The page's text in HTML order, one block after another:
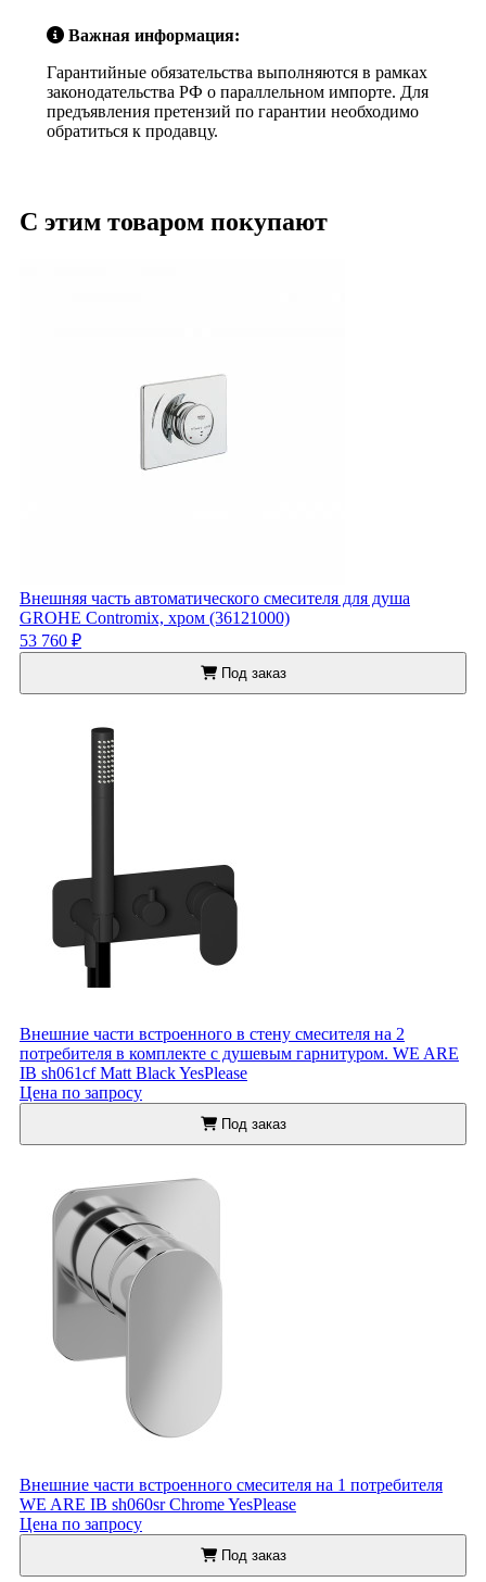
Важная информация:
Гарантийные обязательства выполняются в рамках
законодательства РФ о параллельном импорте. Для
предъявления претензий по гарантии необходимо
обратиться к продавцу.
С этим товаром покупают
Внешняя часть автоматического смесителя для душа
GROHE Contromix, хром (36121000)
53 760 ₽
Под заказ
Внешние части встроенного в стену смесителя на 2
потребителя в комплекте с душевым гарнитуром. WE ARE
IB sh061cf Matt Black YesPlease
Цена по запросу
Под заказ
Внешние части встроенного смесителя на 1 потребителя
WE ARE IB sh060sr Chrome YesPlease
Цена по запросу
Под заказ